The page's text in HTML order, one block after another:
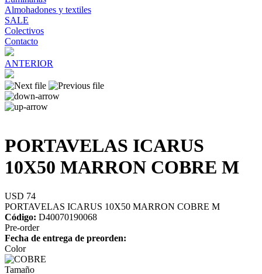
Almohadones y textiles
SALE
Colectivos
Contacto
ANTERIOR
PORTAVELAS ICARUS
10X50 MARRON COBRE M
USD 74
PORTAVELAS ICARUS 10X50 MARRON COBRE M
Código: D40070190068
Pre-order
Fecha de entrega de preorden:
Color
Tamaño